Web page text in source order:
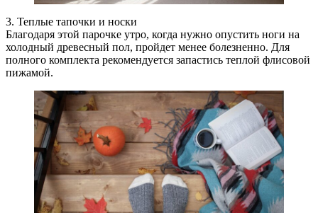
3. Теплые тапочки и носки
Благодаря этой парочке утро, когда нужно опустить ноги на
холодный древесный пол, пройдет менее болезненно. Для
полного комплекта рекомендуется запастись теплой флисовой
пижамой.